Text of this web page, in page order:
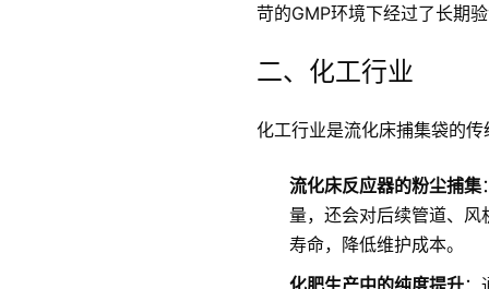
苛的GMP环境下经过了长期
二、化工行业
化工行业是流化床捕集袋的
流化床反应器的粉尘捕集
量，还会对后续管道、
寿命，降低维护成本。
化肥生产中的纯度提升：